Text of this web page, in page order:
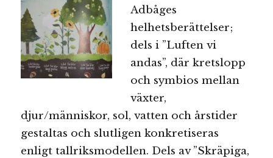
Adbåges
helhetsberättelser;
dels i ”Luften vi
andas”, där kretslopp
och symbios mellan
växter,
djur/människor, sol, vatten och årstider
gestaltas och slutligen konkretiseras
enligt tallriksmodellen. Dels av ”Skräpiga,